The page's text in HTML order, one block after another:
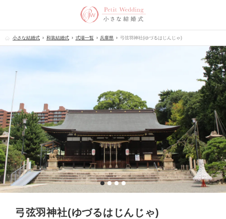
小さな結婚式 和装結婚式 式場一覧 兵庫県 弓弦羽神社(ゆづるはじんじゃ)
弓弦羽神社(ゆづるはじんじゃ)